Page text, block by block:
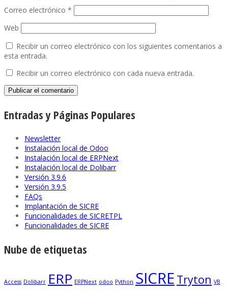
Correo electrónico *
Web
Recibir un correo electrónico con los siguientes comentarios a
esta entrada.
Recibir un correo electrónico con cada nueva entrada.
Entradas y Páginas Populares
Newsletter
Instalación local de Odoo
Instalación local de ERPNext
Instalación local de Dolibarr
Versión 3.9.6
Versión 3.9.5
FAQs
Implantación de SICRE
Funcionalidades de SICRETPL
Funcionalidades de SICRE
Nube de etiquetas
Access Dolibarr ERP ERPNext odoo Python SICRE Tryton VB